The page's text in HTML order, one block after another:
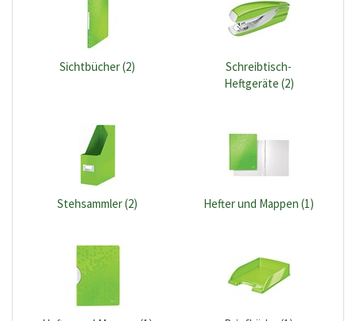
Sichtbücher (2)
Schreibtisch-
Heftgeräte (2)
Stehsammler (2) Hefter und Mappen (1)